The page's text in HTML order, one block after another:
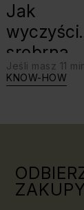
Jak
srebrną
Jeśli masz 11
KNOW-HOW